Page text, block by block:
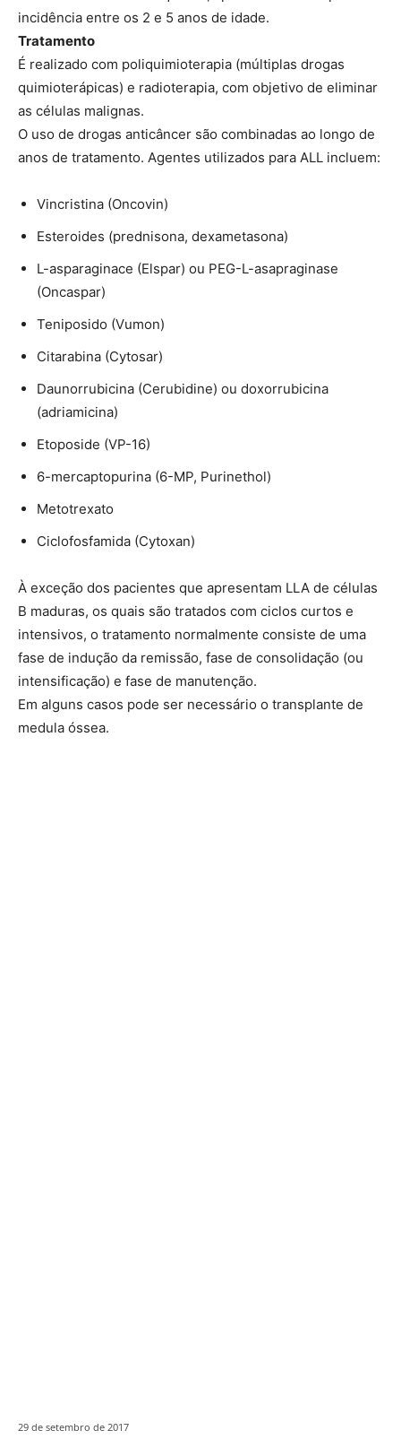
incidência entre os 2 e 5 anos de idade.
Tratamento
É realizado com poliquimioterapia (múltiplas drogas
quimioterápicas) e radioterapia, com objetivo de eliminar
as células malignas.
O uso de drogas anticâncer são combinadas ao longo de
anos de tratamento. Agentes utilizados para ALL incluem:
Vincristina (Oncovin)
Esteroides (prednisona, dexametasona)
L-asparaginace (Elspar) ou PEG-L-asapraginase
(Oncaspar)
Teniposido (Vumon)
Citarabina (Cytosar)
Daunorrubicina (Cerubidine) ou doxorrubicina
(adriamicina)
Etoposide (VP-16)
6-mercaptopurina (6-MP, Purinethol)
Metotrexato
Ciclofosfamida (Cytoxan)
À exceção dos pacientes que apresentam LLA de células
B maduras, os quais são tratados com ciclos curtos e
intensivos, o tratamento normalmente consiste de uma
fase de indução da remissão, fase de consolidação (ou
intensificação) e fase de manutenção.
Em alguns casos pode ser necessário o transplante de
medula óssea.
29 de setembro de 2017